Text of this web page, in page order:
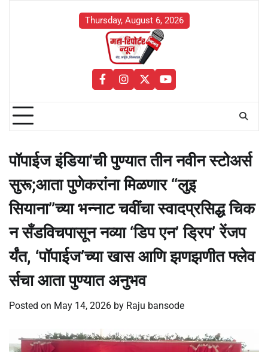
Thursday, August 6, 2026
facebookinstagram
twitteryoutube
पॉपाईज इंडिया’ची पुण्यात तीन नवीन स्टोअर्स
सुरू;आता पुणेकरांना मिळणार ‘‘लुइ
सियाना’’च्या भन्नाट चवींचा स्वादप्रसिद्ध चिक
न सँडविचपासून नव्या ‘डिप एन’ ड्रिप’ रेंजप
र्यंत, ‘पॉपाईज’च्या खास आणि झणझणीत फ्लेव
र्सचा आता पुण्यात अनुभव
Posted on May 14, 2026 by Raju bansode